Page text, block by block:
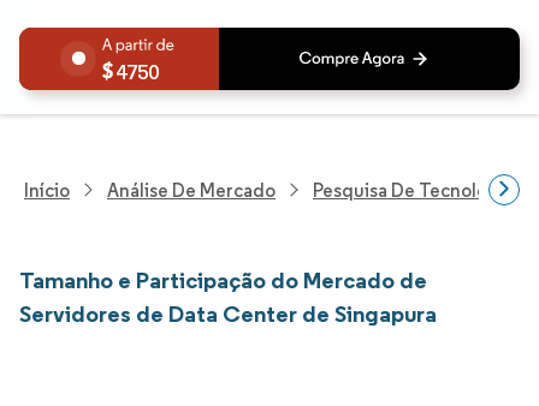
4750
Início Análise De Mercado Pesquisa De Tecnologia,
Tamanho e Participação do Mercado de
Servidores de Data Center de Singapura